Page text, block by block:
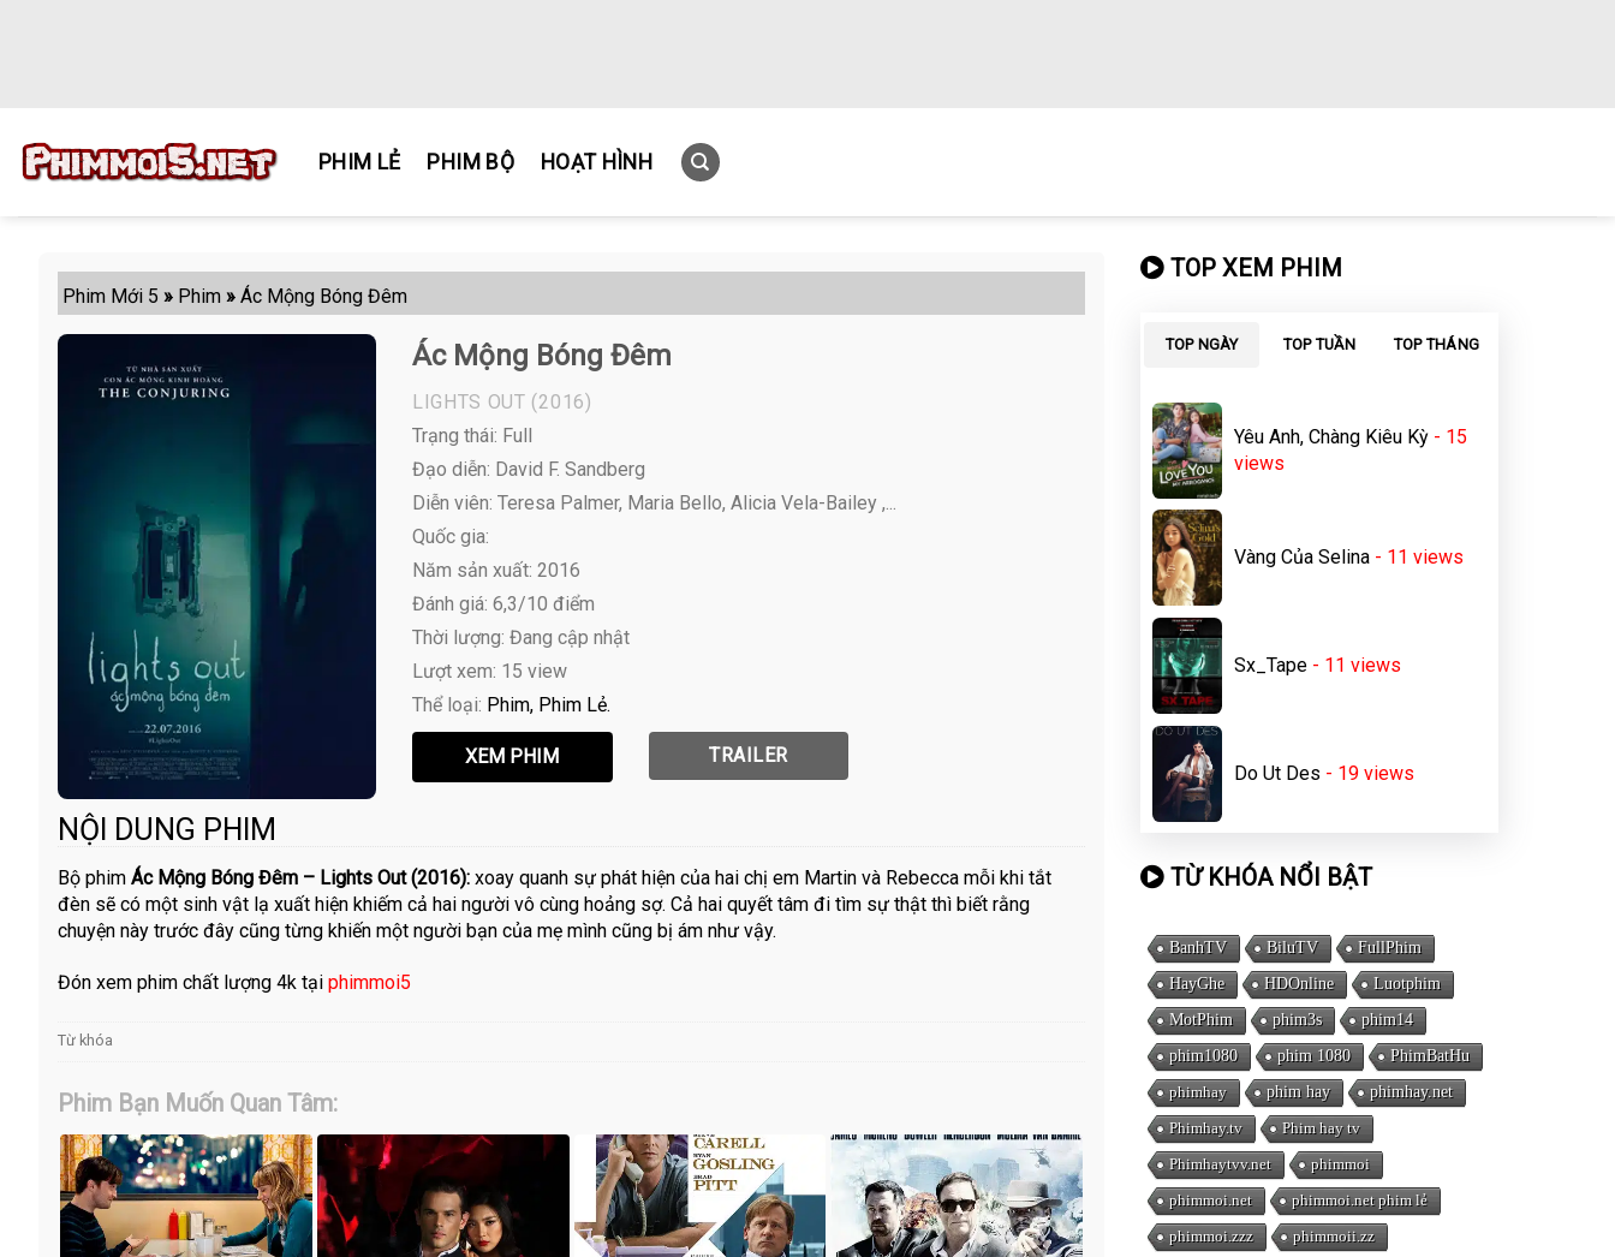
PHIM LẺ PHIM BỘ HOẠT HÌNH
Phim Mới 5 » Phim » Ác Mộng Bóng Đêm
Ác Mộng Bóng Đêm
LIGHTS OUT (2016)
Trạng thái: Full
Đạo diễn: David F. Sandberg
Diễn viên: Teresa Palmer, Maria Bello, Alicia Vela-Bailey ,...
Quốc gia:
Năm sản xuất: 2016
Đánh giá: 6,3/10 điểm
Thời lượng: Đang cập nhật
Lượt xem: 15 view
Thể loại: Phim Phim Lẻ
TRAILER
NỘI DUNG PHIM
Bộ phim Ác Mộng Bóng Đêm – Lights Out (2016): xoay quanh sự phát hiện của hai chị em Martin và Rebecca mỗi khi tắt
đèn sẽ có một sinh vật lạ xuất hiện khiếm cả hai người vô cùng hoảng sợ. Cả hai quyết tâm đi tìm sự thật thì biết rằng
chuyện này trước đây cũng từng khiến một người bạn của mẹ mình cũng bị ám như vậy.
Đón xem phim chất lượng 4k tại phimmoi5
Từ khóa
Phim Bạn Muốn Quan Tâm:
TOP XEM PHIM
TOP NGÀY TOP TUẦN TOP THÁNG
Yêu Anh, Chàng Kiêu Kỳ - 15
views
Vàng Của Selina - 11 views
Sx_Tape - 11 views
Do Ut Des - 19 views
TỪ KHÓA NỔI BẬT
BanhTV BiluTV
FullPhim
HayGhe
HDOnline
Luotphim
MotPhim
phim3s
phim14
phim1080
phim 1080
PhimBatHu
phimhay
phim hay
phimhay.net
Phimhay.tv
Phim hay tv
Phimhaytvv.net
phimmoi
phimmoi.net
phimmoi.net phim lẻ
phimmoi.zzz
phimmoii.zz